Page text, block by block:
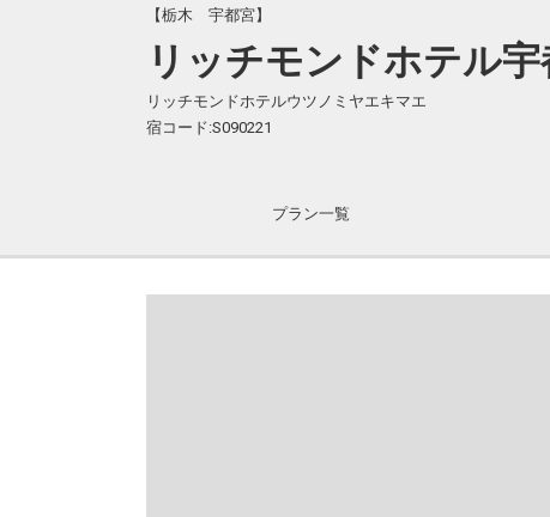
【栃木 宇都宮】
リッチモンドホテル
リッチモンドホテルウツノミヤエキマエ
宿コード:S090221
プラン一覧